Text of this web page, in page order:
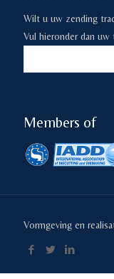
Wilt u uw zending
Vul hieronder dan uw
Members of
Vormgeving en